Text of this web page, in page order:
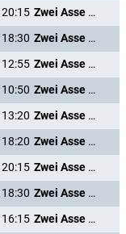
20:15
Zwei Asse trumpfen auf
18:30
Zwei Asse trumpfen auf
12:55
Zwei Asse trumpfen auf
10:50
Zwei Asse trumpfen auf
13:20
Zwei Asse trumpfen auf
18:20
Zwei Asse trumpfen auf
20:15
Zwei Asse trumpfen auf
18:30
Zwei Asse trumpfen auf
16:15
Zwei Asse trumpfen auf